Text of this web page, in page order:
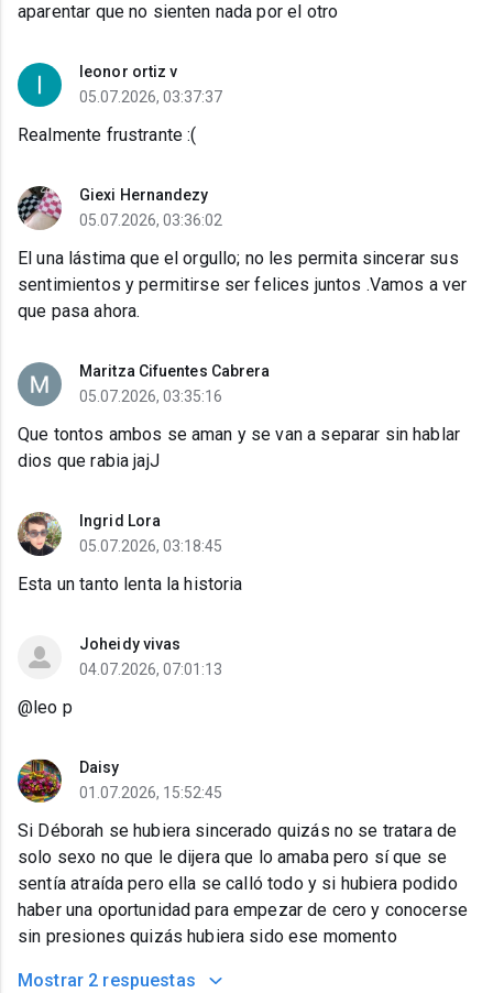
aparentar que no sienten nada por el otro
leonor ortiz v
05.07.2026, 03:37:37
Realmente frustrante :(
Giexi Hernandezy
05.07.2026, 03:36:02
El una lástima que el orgullo; no les permita sincerar sus
sentimientos y permitirse ser felices juntos .Vamos a ver
que pasa ahora.
Maritza Cifuentes Cabrera
05.07.2026, 03:35:16
Que tontos ambos se aman y se van a separar sin hablar
dios que rabia jajJ
Ingrid Lora
05.07.2026, 03:18:45
Esta un tanto lenta la historia
Joheidy vivas
04.07.2026, 07:01:13
@leo p
Daisy
01.07.2026, 15:52:45
Si Déborah se hubiera sincerado quizás no se tratara de
solo sexo no que le dijera que lo amaba pero sí que se
sentía atraída pero ella se calló todo y si hubiera podido
haber una oportunidad para empezar de cero y conocerse
sin presiones quizás hubiera sido ese momento
Mostrar 2 respuestas